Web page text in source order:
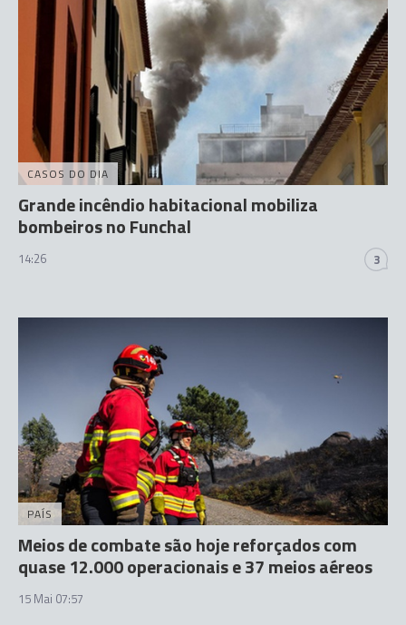
CASOS DO DIA
Grande incêndio habitacional mobiliza
bombeiros no Funchal
14:26 3
PAÍS
Meios de combate são hoje reforçados com
quase 12.000 operacionais e 37 meios aéreos
15 Mai 07:57